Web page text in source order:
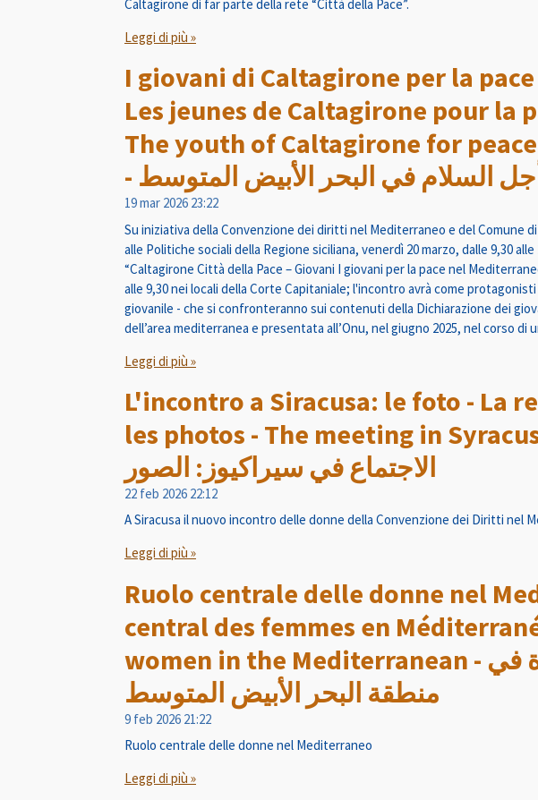
Caltagirone di far parte della rete “Città della Pace”.
Leggi di più »
I giovani di Caltagirone per la
Les jeunes de Caltagirone pour la
The youth of Caltagirone for
السلام في البحر الأبيض المتوسط
19 mar 2026 23:22
Su iniziativa della Convenzione dei diritti nel Mediterraneo e del Comune
alle Politiche sociali della Regione siciliana, venerdì 20 marzo, dalle 9,30
“Caltagirone Città della Pace – Giovani I giovani per la pace nel
alle 9,30 nei locali della Corte Capitaniale; l'incontro avrà come
giovanile - che si confronteranno sui contenuti della Dichiarazione dei
dell’area mediterranea e presentata all’Onu, nel giugno 2025, nel corso di
Leggi di più »
L'incontro a Siracusa: le foto - La
les photos - The meeting in
الاجتماع في سيراكيوز: الصور
22 feb 2026 22:12
A Siracusa il nuovo incontro delle donne della Convenzione dei Diritti nel
Leggi di più »
Ruolo centrale delle donne nel
central des femmes en
women in the Mediterranean - الدور المركزي للمرأة في
منطقة البحر الأبيض المتوسط
9 feb 2026 21:22
Ruolo centrale delle donne nel Mediterraneo
Leggi di più »